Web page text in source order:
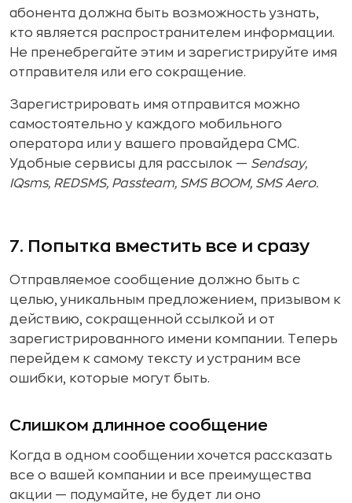
абонента должна быть возможность узнать,
кто является распространителем информации.
Не пренебрегайте этим и зарегистрируйте имя
отправителя или его сокращение.
Зарегистрировать имя отправится можно
самостоятельно у каждого мобильного
оператора или у вашего провайдера СМС.
Удобные сервисы для рассылок — Sendsay,
IQsms, REDSMS, Passteam, SMS BOOM, SMS Aero.
7. Попытка вместить все и сразу
Отправляемое сообщение должно быть с
целью, уникальным предложением, призывом к
действию, сокращенной ссылкой и от
зарегистрированного имени компании. Теперь
перейдем к самому тексту и устраним все
ошибки, которые могут быть.
Слишком длинное сообщение
Когда в одном сообщении хочется рассказать
все о вашей компании и все преимущества
акции — подумайте, не будет ли оно